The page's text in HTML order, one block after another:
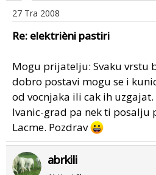
27 Tra 2008
Re: elektrièni pastiri
Mogu prijatelju: Svaku vrstu
dobro postavi mogu se i
od vocnjaka ili cak ih
Ivanic-grad pa nek ti posalju
Lacme. Pozdrav
abrkili